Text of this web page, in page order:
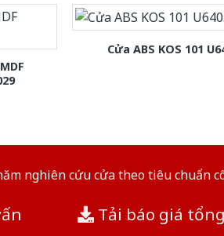
Cửa ABS KOS 101
nghiên cứu cửa theo tiêu chuẩn
Tải báo giá